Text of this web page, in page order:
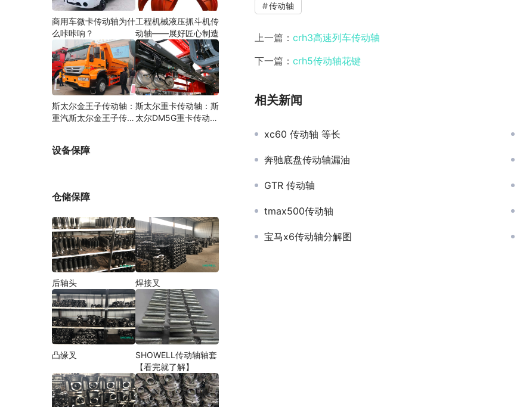
传动轴
上一篇： crh3高速列车传动轴
下一篇： crh5传动轴花键
相关新闻
xc60 传动轴 等长
奔驰底盘传动轴漏油
GTR 传动轴
tmax500传动轴
宝马x6传动轴分解图
商用车微卡传动轴为什
么咔咔响？
工程机械液压抓斗机传
动轴——展好匠心制造
斯太尔金王子传动轴：
重汽斯太尔金王子传动
斯太尔重卡传动轴：斯
太尔DM5G重卡传动轴
设备保障
仓储保障
后轴头 焊接叉
凸缘叉
SHOWELL传动轴轴套
【看完就了解】